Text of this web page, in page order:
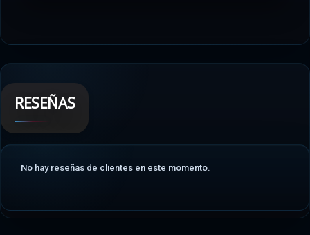
RESEÑAS
No hay reseñas de clientes en este momento.